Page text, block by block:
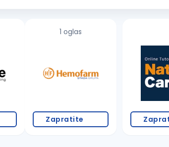
1 oglas
Zapratite